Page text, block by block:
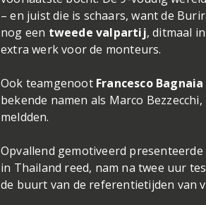
– en juist die is schaars, want de
nog een tweede valpartij, ditmaal
extra werk voor de monteurs.
Ook teamgenoot Francesco Bagnaia
bekende namen als Marco
meldden.
Opvallend gemotiveerd
in Thailand reed, nam na twee uur
de buurt van de referentietijden van